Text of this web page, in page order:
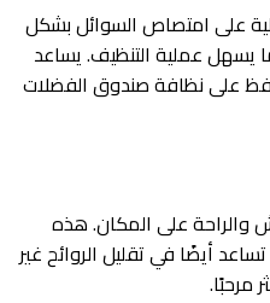
على امتصاص السوائل بشكل
يسهل عملية التنظيف. يساعد
على نظافة صندوق الفضلات
والراحة على المكان. هذه
أيضًا في تقليل الروائح غير
مرحبًا.